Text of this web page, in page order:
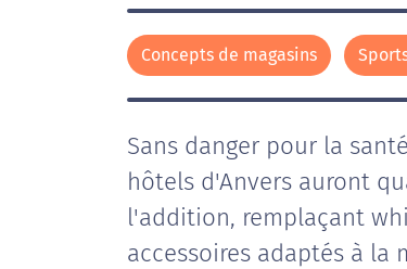
Concepts de magasins
Sans danger pour la
hôtels d'Anvers auront
l'addition, remplaçant
accessoires adaptés à la